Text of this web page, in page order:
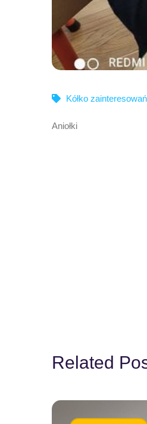
Kółko zainteresowań
Aniołki
Related